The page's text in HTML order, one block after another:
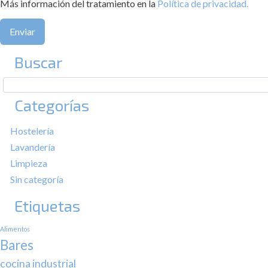
Más información del tratamiento en la Política de privacidad.
Buscar
Categorías
Hostelería
Lavandería
Limpieza
Sin categoría
Etiquetas
Alimentos
Bares
cocina industrial